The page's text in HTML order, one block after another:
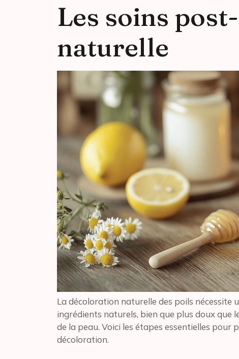
Les soins
naturelle
La décoloration naturelle des poils
ingrédients naturels, bien que plus doux que
de la peau. Voici les étapes essentielles pour
décoloration.